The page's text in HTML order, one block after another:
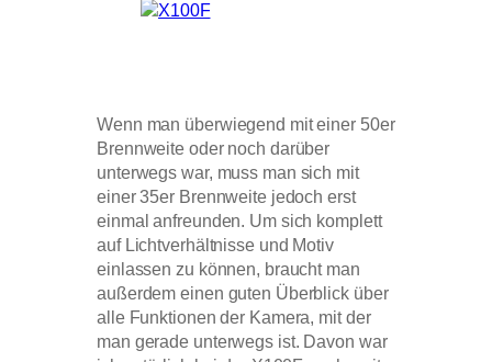
Wenn man überwiegend mit einer 50er
Brennweite oder noch darüber
unterwegs war, muss man sich mit
einer 35er Brennweite jedoch erst
einmal anfreunden. Um sich komplett
auf Lichtverhältnisse und Motiv
einlassen zu können, braucht man
außerdem einen guten Überblick über
alle Funktionen der Kamera, mit der
man gerade unterwegs ist. Davon war